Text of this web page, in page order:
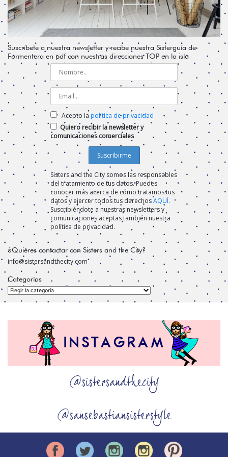
Suscríbete a nuestra newsletter y recibe nuestra Sisterguía de
Formentera en pdf con nuestras direcciones TOP en la isla
Acepto la política de privacidad
Quiero recibir la newsletter y
comunicaciones comerciales
Sisters and the City somos las responsables
del tratamiento de tus datos. Puedes
conocer más acerca de cómo tratamos tus
datos y ejercer todos tus derechosAQUÍ.
Suscribiéndote a nuestras newsletters y
comunicaciones aceptas también nuestra
política de privacidad.
¿Quiéres contactar con Sisters and the City?
info@sistersandthecity.com
Categorías
Categorías
@sistersandthecity
@sansebastiansisterstyle